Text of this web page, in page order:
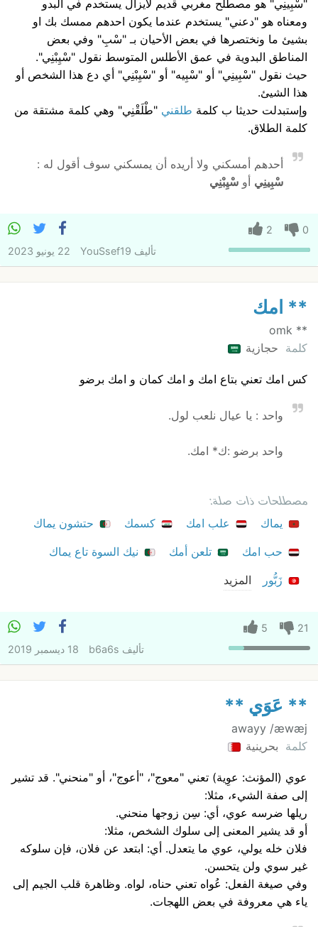
"سْبِينِي" هو مصطلح مغربي قديم لايزال يستخدم في البدو
ومعناه هو "دعني" يستخدم عندما يكون احدهم ممسك بك او
بشيئ ما ونختصرها في بعض الأحيان بـ "سْبِ" وفي بعض
المناطق البدوية في عمق الأطلس المتوسط نقول "سْيِبْنِي".
حيث نقول "سْبِينِي" أو "سْبِيه" أو "سْيِبْنِي" أي دع هذا الشخص أو
هذا الشيئ.
وإستبدلت حديثا ب كلمة طلقني "طْلَقْنِي" وهي كلمة مشتقة من
كلمة الطلاق.
أحدهم أمسكني ولا أريده أن يمسكني سوف أقول له :
سْبِينِي أو سْيِبْنِي
0
2
تأليف YouSsef19 22 يونيو 2023
** امك
** omk
كلمة حجازية
كس امك تعني بتاع امك و امك كمان و امك برضو
واحد : يا عيال نلعب لول.
واحد برضو :ك* امك.
مصطلحات ذات صلة:
يماك
علب امك كسمك
حتشون يماك
حب امك
تلعن أمك
نيك السوة تاع يماك
زَبُّور
المزيد
21
5
تأليف b6a6s 18 ديسمبر 2019
** عَوَي **
awayy /æwæj
كلمة بحرينية
عوي (المؤنث: عوِية) تعني "معوج"، "أعوج"، أو "منحني". قد تشير
إلى صفة الشيء، مثلا:
ريلها ضرسه عوي، أي: سِن زوجها منحني.
أو قد يشير المعنى إلى سلوك الشخص، مثلا:
فلان خله يولي، عوي ما يتعدل. أي: ابتعد عن فلان، فإن سلوكه
غير سوي ولن يتحسن.
وفي صيغة الفعل: عُواه تعني حناه، لواه. وظاهرة قلب الجيم إلى
ياء هي معروفة في بعض اللهجات.